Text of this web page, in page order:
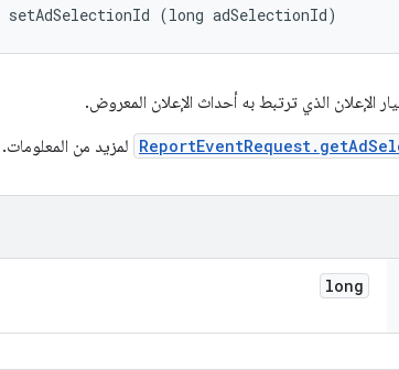
setAdSelectionId (long adSelectionId)
الذي ترتبط به أحداث الإعلان المعروض.
لمزيد من المعلومات.
long